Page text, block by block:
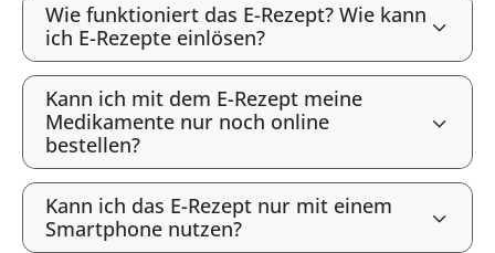
Wie funktioniert das E-Rezept? Wie kann
ich E-Rezepte einlösen?
Kann ich mit dem E-Rezept meine
Medikamente nur noch online
bestellen?
Kann ich das E-Rezept nur mit einem
Smartphone nutzen?